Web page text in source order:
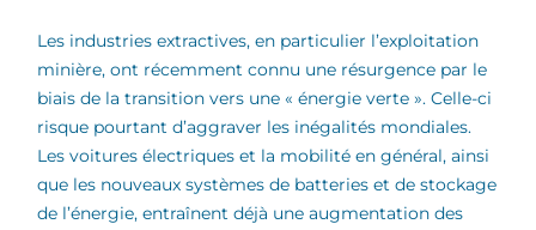
Les industries extractives, en particulier l’exploitation
minière, ont récemment connu une résurgence par le
biais de la transition vers une « énergie verte ». Celle-ci
risque pourtant d’aggraver les inégalités mondiales.
Les voitures électriques et la mobilité en général, ainsi
que les nouveaux systèmes de batteries et de stockage
de l’énergie, entraînent déjà une augmentation des